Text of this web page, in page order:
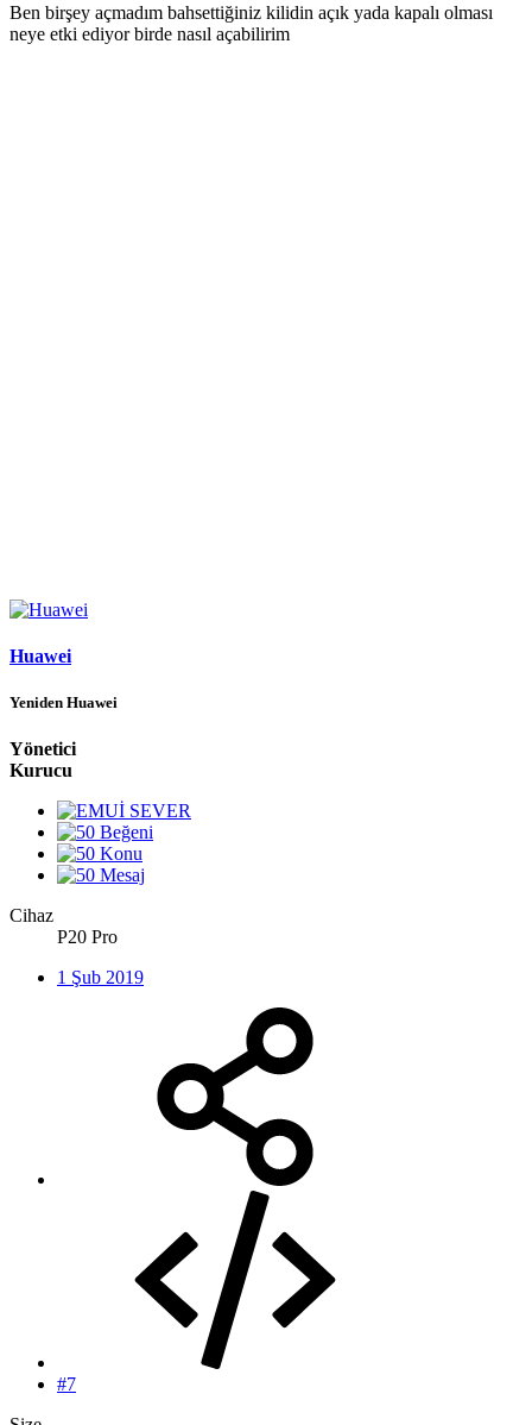
Ben birşey açmadım bahsettiğiniz kilidin açık yada kapalı olması
neye etki ediyor birde nasıl açabilirim
Huawei
Yeniden Huawei
Yönetici
Kurucu
Cihaz
P20 Pro
1 Şub 2019
#7